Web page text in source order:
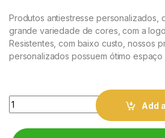
Produtos antiestresse personalizados,
grande variedade de cores, com a
Resistentes, com baixo custo, nossos
personalizados possuem ótimo
Quantity
Add